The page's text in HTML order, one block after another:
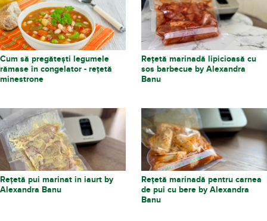
Cum să pregătești legumele
rămase în congelator - rețetă
minestrone
Rețetă marinadă lipicioasă cu
sos barbecue by Alexandra
Banu
Rețetă pui marinat in iaurt by
Alexandra Banu
Rețetă marinadă pentru carnea
de pui cu bere by Alexandra
Banu